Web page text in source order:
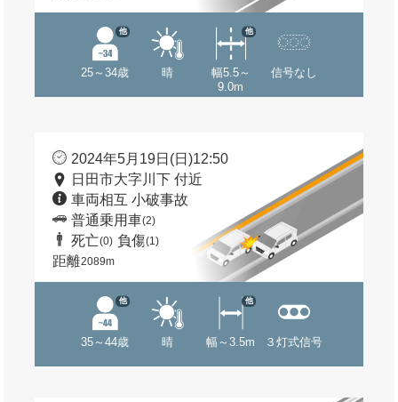
25～34歳
他
晴
幅5.5～
9.0m
他
信号なし
2024年5月19日(日)12:50
日田市大字川下 付近
車両相互 小破事故
普通乗用車(2)
死亡(0) 負傷(1)
距離2089m
35～44歳
他
晴 幅～3.5m
他
３灯式信号